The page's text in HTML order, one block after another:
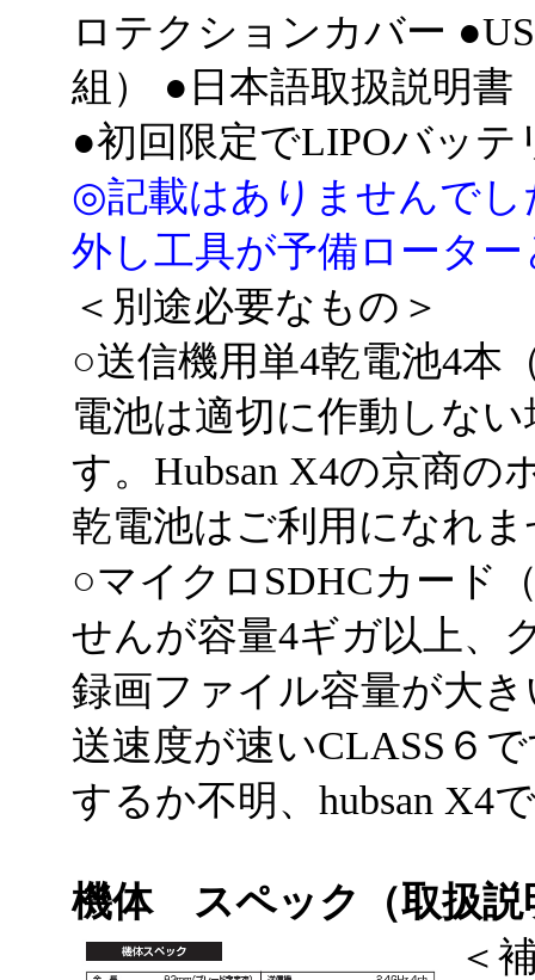
ロテクションカバー
組） ●日本語取扱説明書
●初回限定でLIPOバッ
◎記載はありませんで
外し工具が予備ロータ
＜別途必要なもの＞
○送信機用単4乾電池4本
電池は適切に作動しな
す。Hubsan X4の京商
乾電池はご利用になれ
○マイクロSDHCカード
せんが容量4ギガ以上、
録画ファイル容量が大
送速度が速いCLASS６
するか不明、hubsan X4
機体 スペック（取扱説
＜